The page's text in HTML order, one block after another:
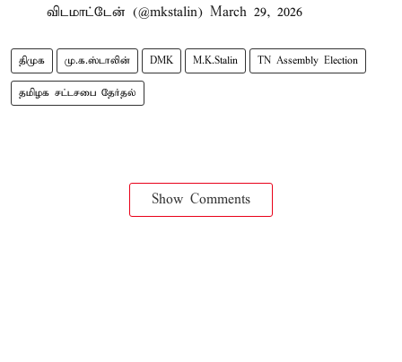
விடமாட்டேன் (@mkstalin) March 29, 2026
திமுக மு.க.ஸ்டாலின் DMK M.K.Stalin TN Assembly Election
தமிழக சட்டசபை தேர்தல்
Show Comments